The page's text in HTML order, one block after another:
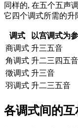
同样的, 在五个五声
它四个调式所需的升
调式
以宫调式为
商调式 升三五音
角调式 升二三四五音
徵调式 升三音
羽调式 升二三五音
各调式间的互